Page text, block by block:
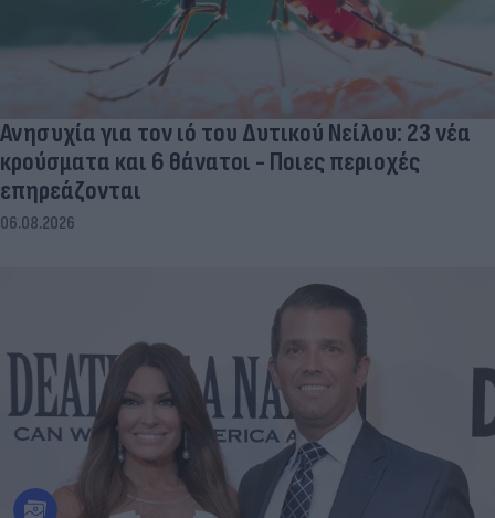
Ανησυχία για τον ιό του Δυτικού Νείλου: 23 νέα
κρούσματα και 6 θάνατοι - Ποιες περιοχές
επηρεάζονται
06.08.2026